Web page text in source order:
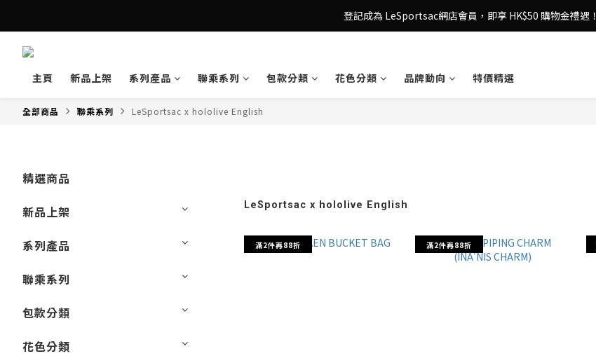
登記成為 LeSportsac網店會員，即享 HK$50 購物金禮遇！
登記成為 LeSportsac網店會員，即享 HK$50 購物金禮遇！
登記成為 LeSportsac網店會員，即享 HK$50 購物金禮遇！
主頁
新品上架 系列產品 聯乘系列 包款分類 花色分類 品牌動向 特價精選
全部商品 聯乘系列 LeSportsac x hololive English
精選商品
新品上架
系列產品
聯乘系列
包款分類
花色分類
LeSportsac x hololive English
滿2件再88折 滿2件再88折